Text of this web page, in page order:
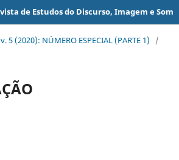
de Estudos do Discurso, Imagem e Som
v. 5 (2020): NÚMERO ESPECIAL (PARTE 1)
/